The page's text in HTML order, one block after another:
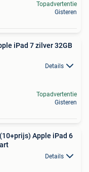
Topadvertentie
Gisteren
iPad 7 zilver 32GB
Details
Topadvertentie
Gisteren
Apple iPad 6
Details